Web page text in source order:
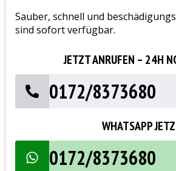
Sauber, schnell und
sind sofort verfügbar.
JETZT ANRUFEN – 24H
0172/8373680
WHATSAPP
0172/8373680